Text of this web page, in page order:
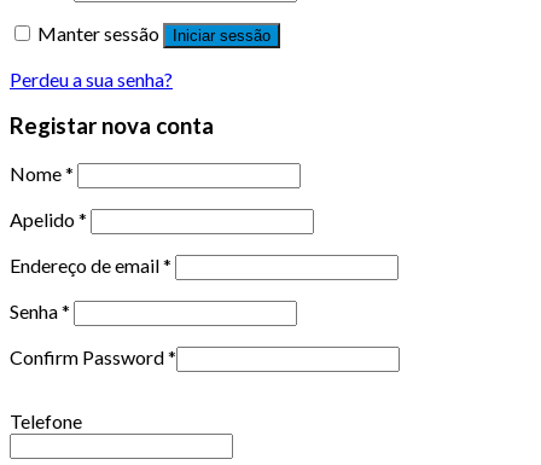
Manter sessão
Iniciar sessão
Perdeu a sua senha?
Registar nova conta
Nome*
Apelido*
Endereço de email*
Senha*
Confirm Password*
Telefone